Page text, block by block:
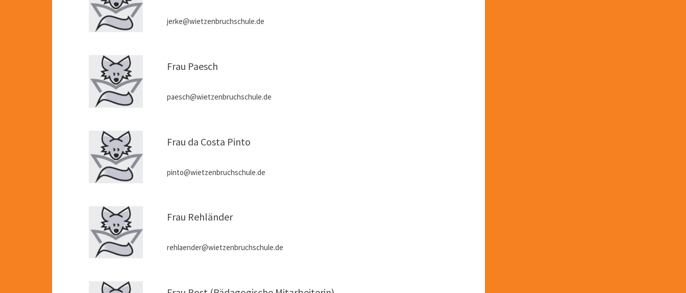
jerke@wietzenbruchschule.de
Frau Paesch
paesch@wietzenbruchschule.de
Frau da Costa Pinto
pinto@wietzenbruchschule.de
Frau Rehländer
rehlaender@wietzenbruchschule.de